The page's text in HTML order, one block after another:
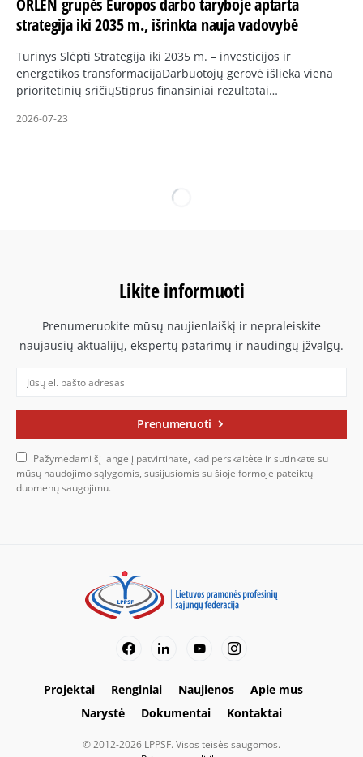
ORLEN grupės Europos darbo taryboje aptarta
strategija iki 2035 m., išrinkta nauja vadovybė
Turinys Slėpti Strategija iki 2035 m. – investicijos ir
energetikos transformacijaDarbuotojų gerovė išlieka viena
prioritetinių sričiųStiprūs finansiniai rezultatai…
2026-07-23
Likite informuoti
Prenumeruokite mūsų naujienlaiškį ir nepraleiskite
naujausių aktualijų, ekspertų patarimų ir naudingų įžvalgų.
Prenumeruoti
Pažymėdami šį langelį patvirtinate, kad perskaitėte ir sutinkate su
mūsų naudojimo sąlygomis, susijusiomis su šioje formoje pateiktų
duomenų saugojimu.
Projektai Renginiai Naujienos
Apie mus
Narystė
Dokumentai Kontaktai
© 2012-2026 LPPSF. Visos teisės saugomos.